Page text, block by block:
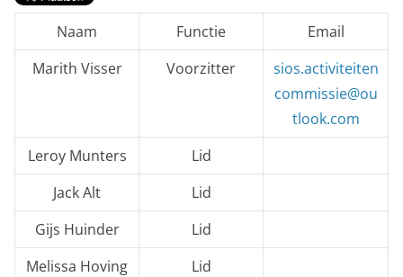
Naam Functie
Email
Marith Visser
Voorzitter
sios.activiteiten
commissie@ou
tlook.com
Leroy Munters
Lid
Jack Alt
Lid
Gijs Huinder
Lid
Melissa Hoving
Lid